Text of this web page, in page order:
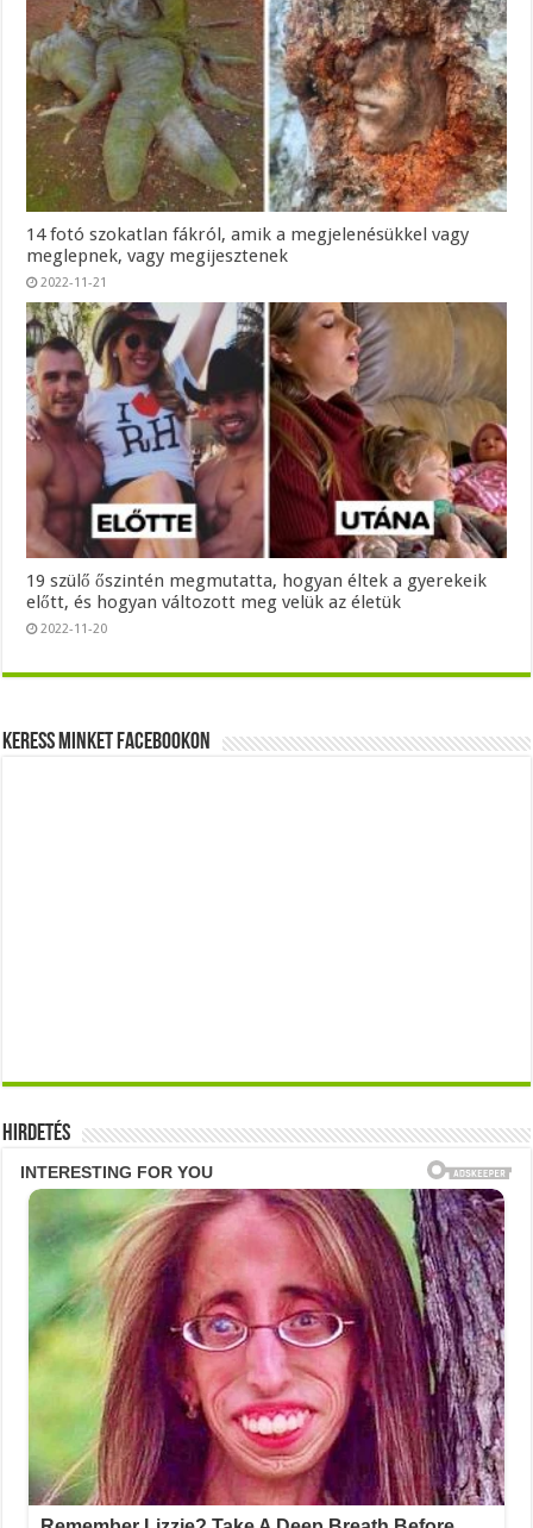
14 fotó szokatlan fákról, amik a megjelenésükkel vagy
meglepnek, vagy megijesztenek
2022-11-21
19 szülő őszintén megmutatta, hogyan éltek a gyerekeik
előtt, és hogyan változott meg velük az életük
2022-11-20
Keress minket Facebookon
Hirdetés